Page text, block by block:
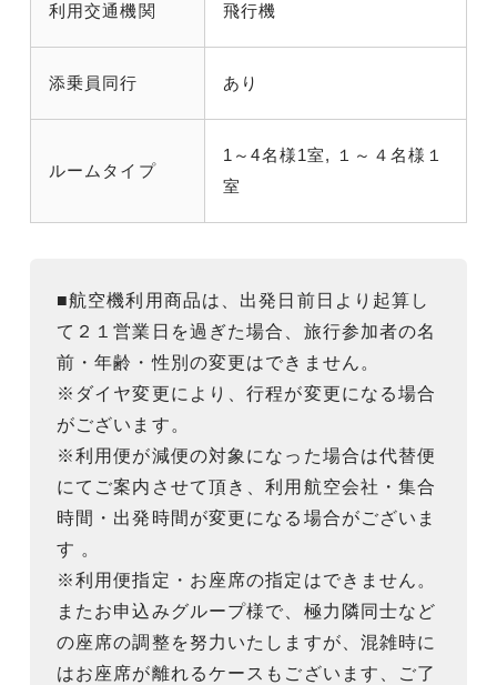
利用交通機関 飛行機
添乗員同行 あり
ルームタイプ
1～4名様1室, １～４名様１
室
■航空機利用商品は、出発日前日より起算し
て２１営業日を過ぎた場合、旅行参加者の名
前・年齢・性別の変更はできません。
※ダイヤ変更により、行程が変更になる場合
がございます。
※利用便が減便の対象になった場合は代替便
にてご案内させて頂き、利用航空会社・集合
時間・出発時間が変更になる場合がございま
す 。
※利用便指定・お座席の指定はできません。
またお申込みグループ様で、極力隣同士など
の座席の調整を努力いたしますが、混雑時に
はお座席が離れるケースもございます、ご了